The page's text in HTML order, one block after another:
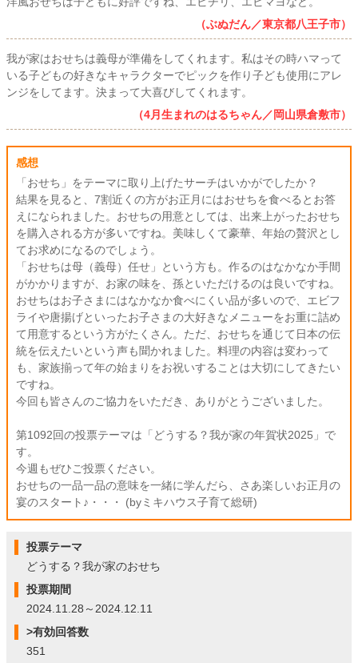
（ぶぬだん／東京都八王子市）
我が家はおせちは義母が準備をしてくれます。私はその時ハマって
いる子どもの好きなキャラクターでピックを作り子ども使用にアレ
ンジをしてます。決まって大喜びしてくれます。
（4月生まれのはるちゃん／岡山県倉敷市）
感想
「おせち」をテーマに取り上げたサーチはいかがでしたか？
結果を見ると、7割近くの方がお正月にはおせちを食べるとお答
えになられました。おせちの用意としては、出来上がったおせち
を購入される方が多いですね。美味しくて豪華、年始の贅沢とし
てお求めになるのでしょう。
「おせちは母（義母）任せ」という方も。作るのはなかなか手間
がかかりますが、お家の味を、孫といただけるのは良いですね。
おせちはお子さまにはなかなか食べにくい品が多いので、エビフ
ライや唐揚げといったお子さまの大好きなメニューをお重に詰め
て用意するという方がたくさん。ただ、おせちを通じて日本の伝
統を伝えたいという声も聞かれました。料理の内容は変わって
も、家族揃って年の始まりをお祝いすることは大切にしてきたい
ですね。
今回も皆さんのご協力をいただき、ありがとうございました。
第1092回の投票テーマは「どうする？我が家の年賀状2025」で
す。
今週もぜひご投票ください。
おせちの一品一品の意味を一緒に学んだら、さあ楽しいお正月の
宴のスタート♪・・・ (byミキハウス子育て総研)
投票テーマ
どうする？我が家のおせち
投票期間
2024.11.28～2024.12.11
>有効回答数
351